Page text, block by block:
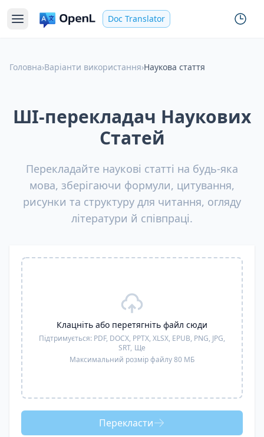
Doc Translator
Головна›Варіанти використання›Наукова стаття
ШІ-перекладач Наукових
Статей
Перекладайте наукові статті на будь-яка
мова, зберігаючи формули, цитування,
рисунки та структуру для читання, огляду
літератури й співпраці.
Клацніть або перетягніть файл сюди
Підтримується: PDF, DOCX, PPTX, XLSX, EPUB, PNG, JPG,
SRT, Ще
Максимальний розмір файлу 80 МБ
Перекласти